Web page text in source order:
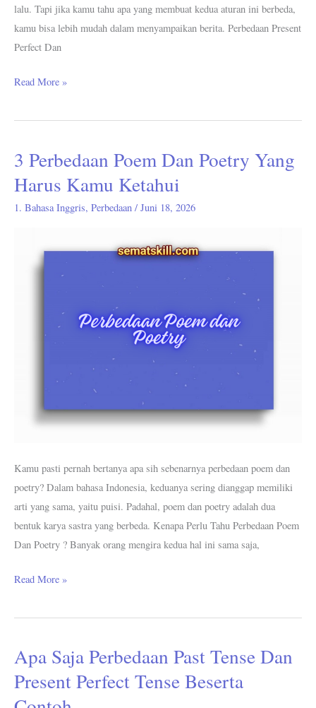
lalu. Tapi jika kamu tahu apa yang membuat kedua aturan ini berbeda,
kamu bisa lebih mudah dalam menyampaikan berita. Perbedaan Present
Perfect Dan
Read More »
3 Perbedaan Poem Dan Poetry Yang
Harus Kamu Ketahui
1. Bahasa Inggris, Perbedaan / Juni 18, 2026
Kamu pasti pernah bertanya apa sih sebenarnya perbedaan poem dan
poetry? Dalam bahasa Indonesia, keduanya sering dianggap memiliki
arti yang sama, yaitu puisi. Padahal, poem dan poetry adalah dua
bentuk karya sastra yang berbeda. Kenapa Perlu Tahu Perbedaan Poem
Dan Poetry ? Banyak orang mengira kedua hal ini sama saja,
3
Poem
Dan
Harus
Read More »
Apa Saja Perbedaan Past Tense Dan
Present Perfect Tense Beserta
Apa
Saja
Perbedaan